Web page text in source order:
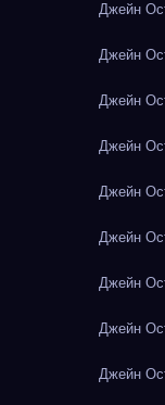
Джейн
Джейн
Джейн
Джейн
Джейн
Джейн
Джейн
Джейн
Джейн